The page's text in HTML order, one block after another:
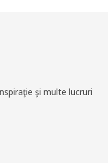
şi multe lucruri